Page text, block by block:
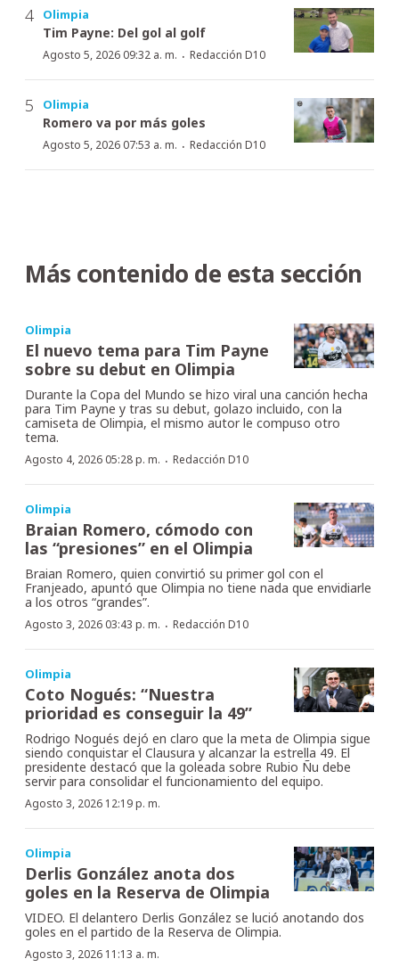
Olimpia
Tim Payne: Del gol al golf
Agosto 5, 2026 09:32 a. m. · Redacción D10
Olimpia
Romero va por más goles
Agosto 5, 2026 07:53 a. m. · Redacción D10
Más contenido de esta sección
Olimpia
El nuevo tema para Tim Payne
sobre su debut en Olimpia
Durante la Copa del Mundo se hizo viral una canción hecha
para Tim Payne y tras su debut, golazo incluido, con la
camiseta de Olimpia, el mismo autor le compuso otro
tema.
Agosto 4, 2026 05:28 p. m. · Redacción D10
Olimpia
Braian Romero, cómodo con
las “presiones” en el Olimpia
Braian Romero, quien convirtió su primer gol con el
Franjeado, apuntó que Olimpia no tiene nada que envidiarle
a los otros “grandes”.
Agosto 3, 2026 03:43 p. m. · Redacción D10
Olimpia
Coto Nogués: “Nuestra
prioridad es conseguir la 49”
Rodrigo Nogués dejó en claro que la meta de Olimpia sigue
siendo conquistar el Clausura y alcanzar la estrella 49. El
presidente destacó que la goleada sobre Rubio Ñu debe
servir para consolidar el funcionamiento del equipo.
Agosto 3, 2026 12:19 p. m.
Olimpia
Derlis González anota dos
goles en la Reserva de Olimpia
VIDEO. El delantero Derlis González se lució anotando dos
goles en el partido de la Reserva de Olimpia.
Agosto 3, 2026 11:13 a. m.